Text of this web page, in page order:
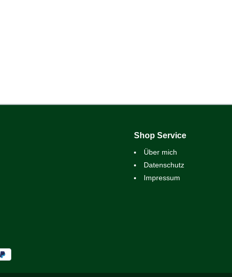
Shop Service
Über mich
Datenschutz
Impressum